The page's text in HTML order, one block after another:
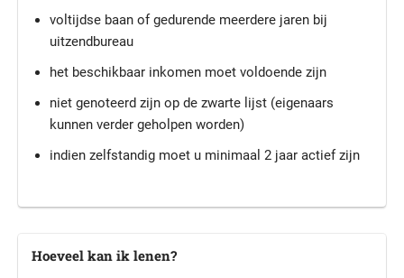
voltijdse baan of gedurende meerdere jaren bij
uitzendbureau
het beschikbaar inkomen moet voldoende zijn
niet genoteerd zijn op de zwarte lijst (eigenaars
kunnen verder geholpen worden)
indien zelfstandig moet u minimaal 2 jaar actief zijn
Hoeveel kan ik lenen?